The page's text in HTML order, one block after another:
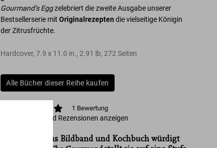
Gourmand’s Eggzelebriert die zweite Ausgabe unserer
Bestsellerserie mitOriginalrezepten die vielseitige Königin
der Zitrusfrüchte.
Hardcover,7.9 x 11.0 in.,2.91 lb,272 Seiten
Alle Bücher dieser Reihe kaufen
1 Bewertung
Bewertungen und Rezensionen anzeigen
„Ein Hybrid aus Bildband und Kochbuch würdigt
The Gourmand‘s Lemon